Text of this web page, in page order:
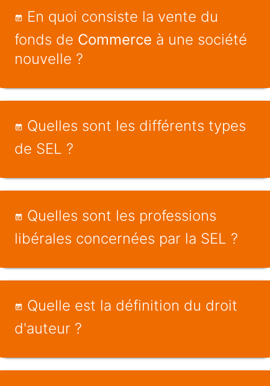
En quoi consiste la vente du
fonds de Commerce à une société
nouvelle ?
Quelles sont les différents types
de SEL ?
Quelles sont les professions
libérales concernées par la SEL ?
Quelle est la définition du droit
d'auteur ?